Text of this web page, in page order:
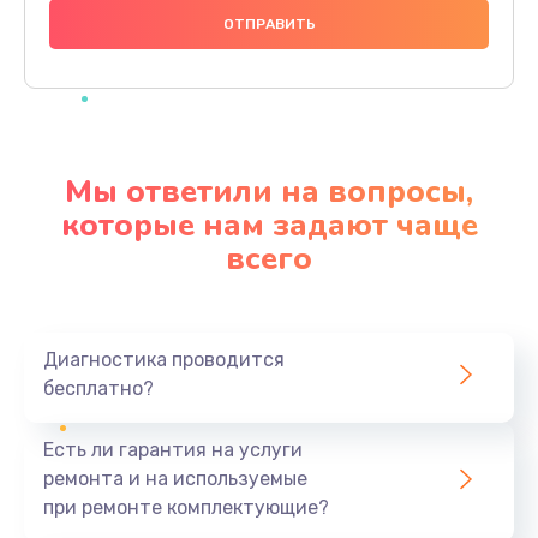
1000 руб.
Заказать
Профилактическая чистка
Заказать
Мы ответили на вопросы,
которые нам задают чаще
всего
Диагностика проводится
бесплатно?
Есть ли гарантия на услуги
ремонта и на используемые
при ремонте комплектующие?